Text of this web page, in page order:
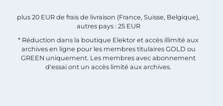
plus 20 EUR de frais de livraison (France, Suisse, Belgique),
autres pays : 25 EUR
* Réduction dans la boutique Elektor et accès illimité aux
archives en ligne pour les membres titulaires GOLD ou
GREEN uniquement. Les membres avec abonnement
d'essai ont un accès limité aux archives.